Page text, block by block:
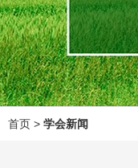
首页 > 学会新闻